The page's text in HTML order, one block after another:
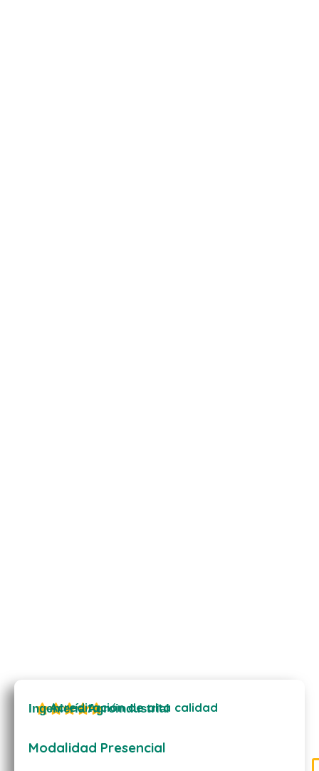
Acreditación de alta calidad
Ingeniería Agroindustrial
Modalidad Presencial